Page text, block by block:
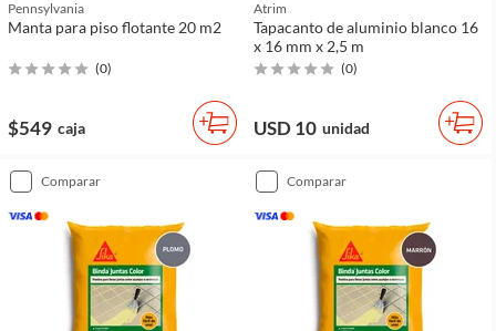
Pennsylvania
Manta para piso flotante 20 m2
(0)
$549 caja
Atrim
Tapacanto de aluminio blanco 16
x 16 mm x 2,5 m
(0)
USD 10 unidad
comparar comparar